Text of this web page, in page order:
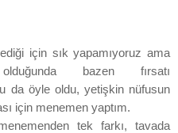
için sık yapamıyoruz ama
bazen fırsatı
da öyle oldu, yetişkin nüfusun
için menemen yaptım.
tek farkı, tavada